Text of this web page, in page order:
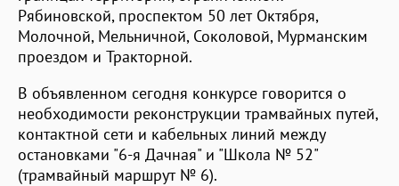
Рябиновской, проспектом 50 лет Октября,
Молочной, Мельничной, Соколовой, Мурманским
проездом и Тракторной.
В объявленном сегодня конкурсе говорится о
необходимости реконструкции трамвайных путей,
контактной сети и кабельных линий между
остановками "6-я Дачная" и "Школа № 52"
(трамвайный маршрут № 6).